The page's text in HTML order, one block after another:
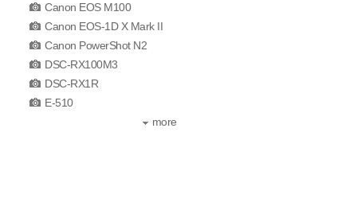
Canon EOS M100
Canon EOS-1D X Mark II
Canon PowerShot N2
DSC-RX100M3
DSC-RX1R
E-510
more